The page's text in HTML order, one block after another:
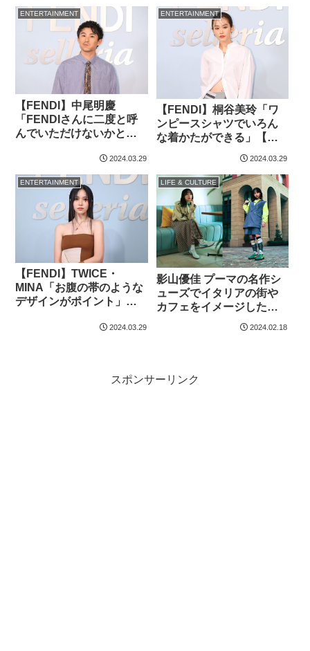
ENTERTAINMENT
【FENDI】中尾明慶
「FENDIさんに二度と呼
んでいただけないかと」
2024.03.29
ENTERTAINMENT
【FENDI】桐谷美玲「ワ
ンピースシャツでいろん
な着かたができる」【フ
2024.03.29
ENTERTAINMENT
【FENDI】TWICE・
MINA「お腹の帯のような
デザインがポイント」
2024.03.29
LIFE & CULTURE
影山優佳 プーマの名作シ
ューズでイタリアの街や
カフェをイメージしたビ
ジュアルとムービー
2024.02.18
スポンサーリンク